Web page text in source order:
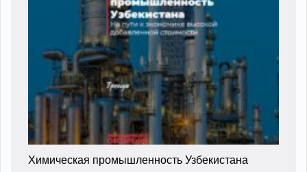
Химическая промышленность Узбекистана